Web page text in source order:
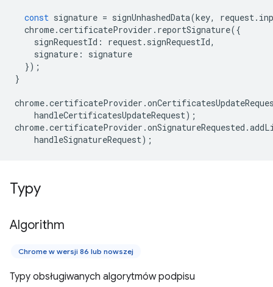
const signature = signUnhashedData(key, request.
chrome.certificateProvider . reportSignature({
signRequestId : request. signRequestId,
signature :
signature
});
}
chrome.certificateProvider .
handleCertificatesUpdateRequest);
chrome.certificateProvider .onSignatureRequested .
handleSignatureRequest);
Typy
Algorithm
Chrome w wersji 86 lub nowszej
Typy obsługiwanych algorytmów podpisu